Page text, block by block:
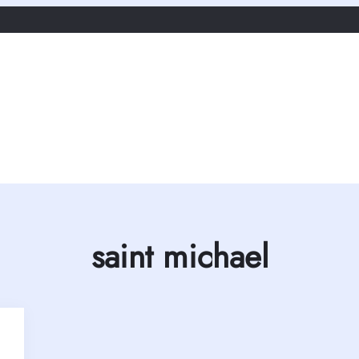
saint michael